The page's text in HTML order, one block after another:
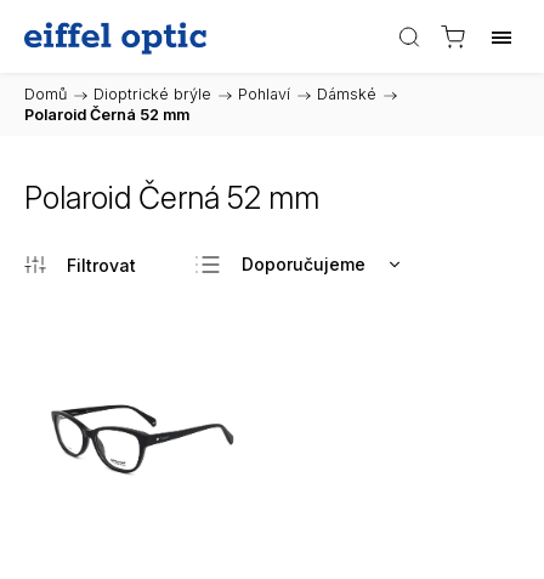
Domů / Dioptrické brýle / Pohlaví / Dámské /
Polaroid Černá 52 mm
Polaroid Černá 52 mm
Doporučujeme